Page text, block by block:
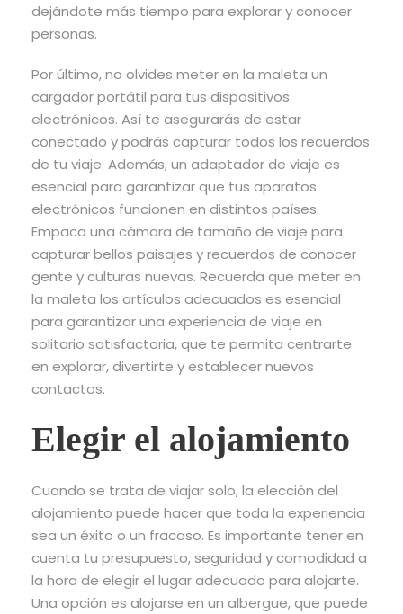
dejándote más tiempo para explorar y conocer
personas.
Por último, no olvides meter en la maleta un
cargador portátil para tus dispositivos
electrónicos. Así te asegurarás de estar
conectado y podrás capturar todos los recuerdos
de tu viaje. Además, un adaptador de viaje es
esencial para garantizar que tus aparatos
electrónicos funcionen en distintos países.
Empaca una cámara de tamaño de viaje para
capturar bellos paisajes y recuerdos de conocer
gente y culturas nuevas. Recuerda que meter en
la maleta los artículos adecuados es esencial
para garantizar una experiencia de viaje en
solitario satisfactoria, que te permita centrarte
en explorar, divertirte y establecer nuevos
contactos.
Elegir el alojamiento
Cuando se trata de viajar solo, la elección del
alojamiento puede hacer que toda la experiencia
sea un éxito o un fracaso. Es importante tener en
cuenta tu presupuesto, seguridad y comodidad a
la hora de elegir el lugar adecuado para alojarte.
Una opción es alojarse en un albergue, que puede